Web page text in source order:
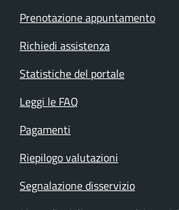
Prenotazione appuntamento
Richiedi assistenza
Statistiche del portale
Leggi le FAQ
Pagamenti
Riepilogo valutazioni
Segnalazione disservizio